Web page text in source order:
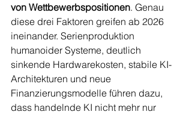
von Wettbewerbspositionen. Genau
diese drei Faktoren greifen ab 2026
ineinander. Serienproduktion
humanoider Systeme, deutlich
sinkende Hardwarekosten, stabile KI-
Architekturen und neue
Finanzierungsmodelle führen dazu,
dass handelnde KI nicht mehr nur